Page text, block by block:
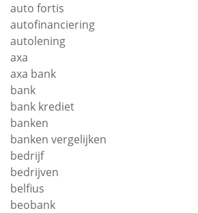
auto fortis
autofinanciering
autolening
axa
axa bank
bank
bank krediet
banken
banken vergelijken
bedrijf
bedrijven
belfius
beobank